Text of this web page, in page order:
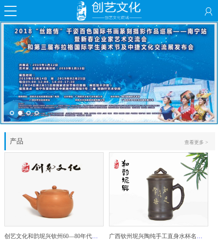
产品 查看更多 >
创艺文化和韵坭兴钦州60—80年代坭兴陶老壶——玉奎壶 广西钦州坭兴陶纯手工直身水杯名家陶瓷大师紫砂建水紫陶